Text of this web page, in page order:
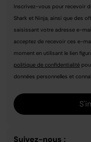
Inscrivez-vous pour recevoir
Shark et Ninja, ainsi que des
saisissant votre adresse e-
acceptez de recevoir ces e-
moment en utilisant le lien
politique de confidentialité
données personnelles et
Suivez-nous :